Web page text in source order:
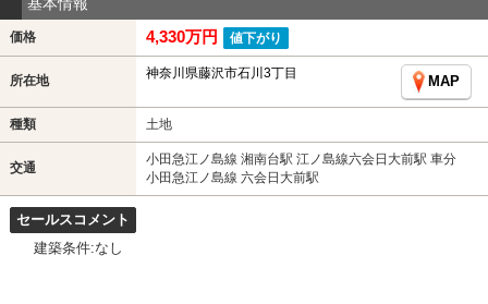
価格 4,330万円 値下がり
所在地 神奈川県藤沢市石川3丁目
MAP
種類 土地
交通
小田急江ノ島線 湘南台駅 江ノ島線六会日大前駅 車分
小田急江ノ島線 六会日大前駅
セールスコメント
建築条件:なし